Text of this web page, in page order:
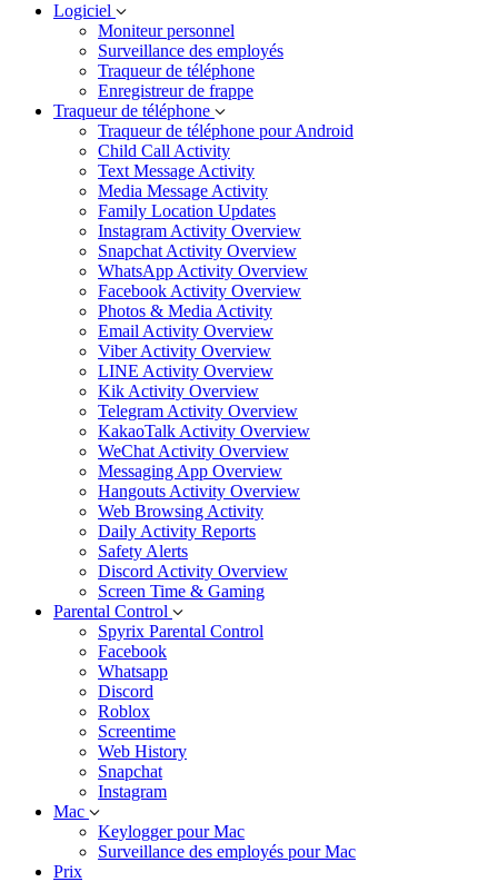
Logiciel
Moniteur personnel
Surveillance des employés
Traqueur de téléphone
Enregistreur de frappe
Traqueur de téléphone
Traqueur de téléphone pour Android
Child Call Activity
Text Message Activity
Media Message Activity
Family Location Updates
Instagram Activity Overview
Snapchat Activity Overview
WhatsApp Activity Overview
Facebook Activity Overview
Photos & Media Activity
Email Activity Overview
Viber Activity Overview
LINE Activity Overview
Kik Activity Overview
Telegram Activity Overview
KakaoTalk Activity Overview
WeChat Activity Overview
Messaging App Overview
Hangouts Activity Overview
Web Browsing Activity
Daily Activity Reports
Safety Alerts
Discord Activity Overview
Screen Time & Gaming
Parental Control
Spyrix Parental Control
Facebook
Whatsapp
Discord
Roblox
Screentime
Web History
Snapchat
Instagram
Mac
Keylogger pour Mac
Surveillance des employés pour Mac
Prix